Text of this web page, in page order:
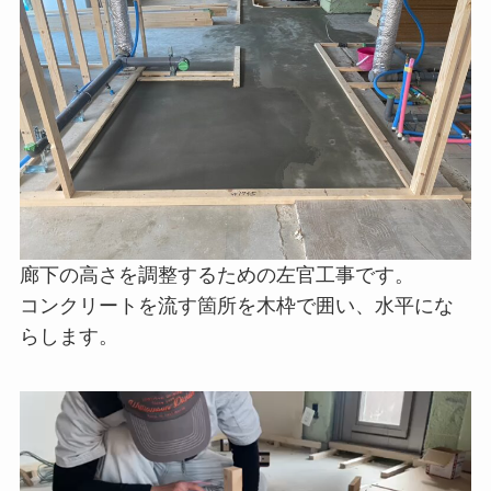
廊下の高さを調整するための左官工事です。
コンクリートを流す箇所を木枠で囲い、水平にな
らします。